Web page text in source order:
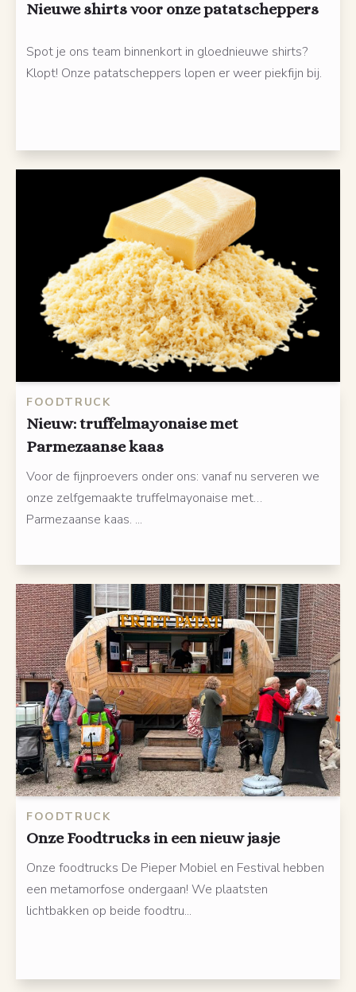
Nieuwe shirts voor onze patatscheppers
Spot je ons team binnenkort in gloednieuwe shirts?
Klopt! Onze patatscheppers lopen er weer piekfijn bij.
FOODTRUCK
Nieuw: truffelmayonaise met
Parmezaanse kaas
Voor de fijnproevers onder ons: vanaf nu serveren we
onze zelfgemaakte truffelmayonaise met…
Parmezaanse kaas. ...
FOODTRUCK
Onze Foodtrucks in een nieuw jasje
Onze foodtrucks De Pieper Mobiel en Festival hebben
een metamorfose ondergaan! We plaatsten
lichtbakken op beide foodtru...